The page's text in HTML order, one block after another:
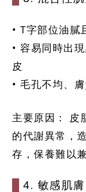
• T字部位油膩
• 容易同時出
皮
• 毛孔不均、
主要原因： 皮
的代謝異常，
存，保養難以兼
4. 敏感肌膚